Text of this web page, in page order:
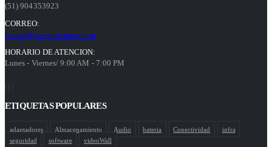
(51) 904353923
CORREO:
ventas@aa-estructuras.com
HORARIO DE ATENCION:
Lunes - Viernes/ 9:00 AM - 7:00 PM
ETIQUETAS POPULARES
adaptadores Almacenamiento Audio bateria Conectividad
infra
seguridad
software videoWall